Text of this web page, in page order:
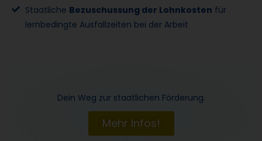
Staatliche Bezuschussung der Lohnkosten für
lernbedingte Ausfallzeiten bei der Arbeit
Dein Weg zur staatlichen Förderung.
Mehr Infos!